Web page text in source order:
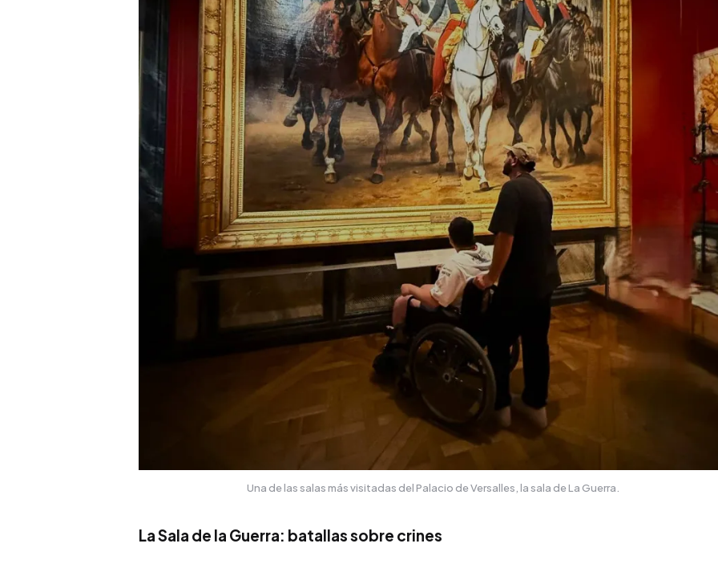
Una de las salas más visitadas del Palacio de Versalles, la sala de La Guerra.
La Sala de la Guerra: batallas sobre crines